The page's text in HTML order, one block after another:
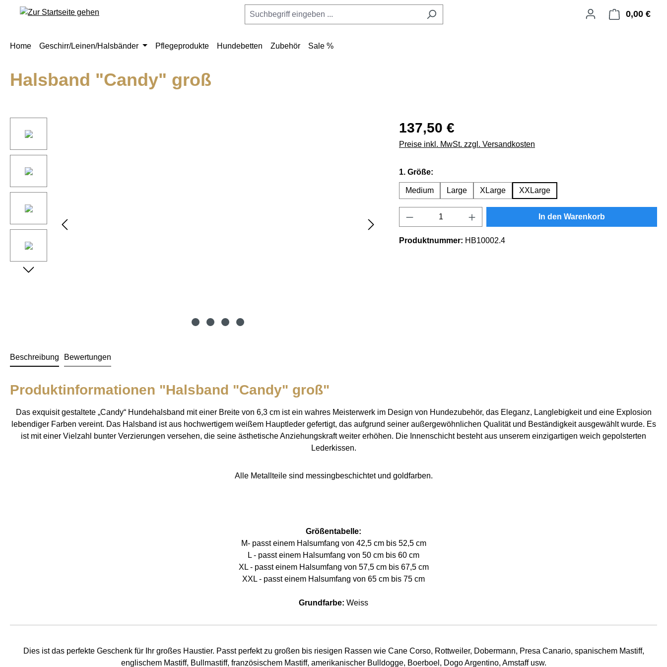
Zur Hauptnavigation springen 0,00 €
Home Geschirr/Leinen/Halsbänder Pflegeprodukte Hundebetten Zubehör Sale %
Halsband "Candy" groß
137,50 €
Preise inkl. MwSt. zzgl. Versandkosten
1. Größe:
Medium Large XLarge XXLarge
Produkt Anzahl: Gib den gewünschten Wert ein
In den Warenkorb
Produktnummer: HB10002.4
Beschreibung Bewertungen
Produktinformationen "Halsband "Candy" groß"
Das exquisit gestaltete „Candy“ Hundehalsband mit einer Breite von 6,3 cm ist ein wahres Meisterwerk im Design von Hundezubehör, das Eleganz, Langlebigkeit und eine Explosion
lebendiger Farben vereint. Das Halsband ist aus hochwertigem weißem Hauptleder gefertigt, das aufgrund seiner außergewöhnlichen Qualität und Beständigkeit ausgewählt wurde. Es
ist mit einer Vielzahl bunter Verzierungen versehen, die seine ästhetische Anziehungskraft weiter erhöhen. Die Innenschicht besteht aus unserem einzigartigen weich gepolsterten
Lederkissen.
Alle Metallteile sind messingbeschichtet und goldfarben.
Größentabelle:
M- passt einem Halsumfang von 42,5 cm bis 52,5 cm
L - passt einem Halsumfang von 50 cm bis 60 cm
XL - passt einem Halsumfang von 57,5 cm bis 67,5 cm
XXL - passt einem Halsumfang von 65 cm bis 75 cm
Grundfarbe: Weiss
Dies ist das perfekte Geschenk für Ihr großes Haustier. Passt perfekt zu großen bis riesigen Rassen wie Cane Corso, Rottweiler, Dobermann, Presa Canario, spanischem Mastiff,
englischem Mastiff, Bullmastiff, französischem Mastiff, amerikanischer Bulldogge, Boerboel, Dogo Argentino, Amstaff usw.